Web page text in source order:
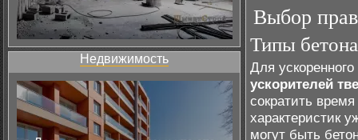
Недвижимость
Выбор
Типы
Для
ускорителей
сократить
характеристик
могут быть